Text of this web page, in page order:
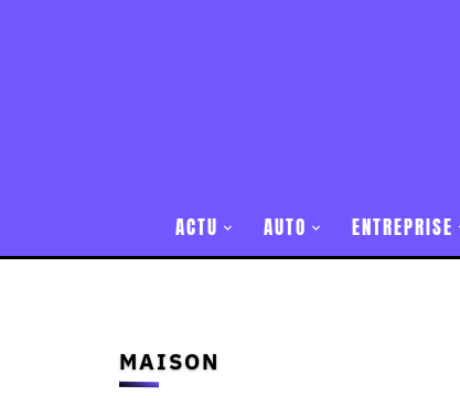
ACTU AUTO ENTREPRISE
MAISON